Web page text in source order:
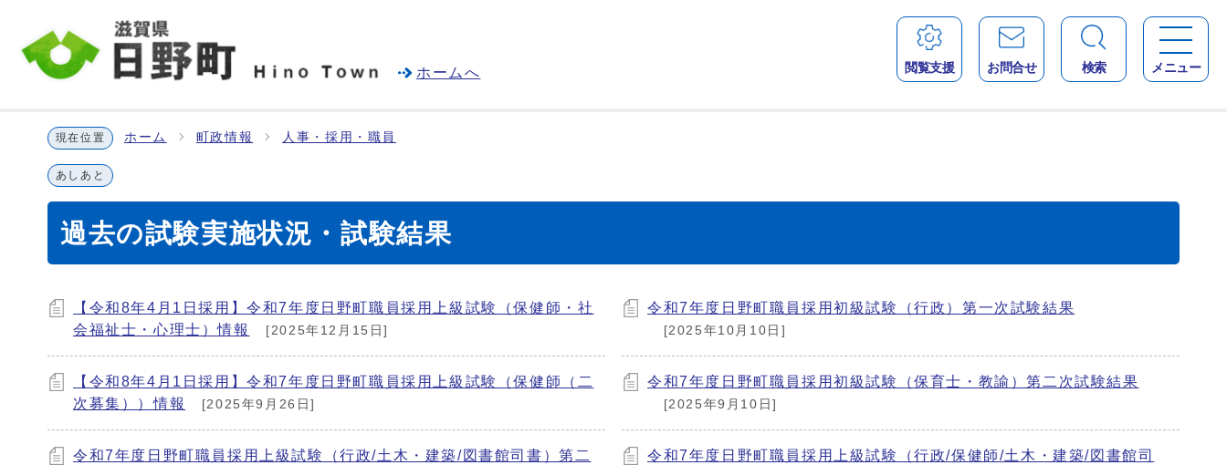
ホームへ 閲覧支援 お問合せ 検索 メニュー
現在位置 ホーム 町政情報 人事・採用・職員
あしあと
過去の試験実施状況・試験結果
【令和8年4月1日採用】令和7年度日野町職員採用上級試験（保健師・社
会福祉士・心理士）情報
[2025年12月15日]
令和7年度日野町職員採用初級試験（行政）第一次試験結果
[2025年10月10日]
【令和8年4月1日採用】令和7年度日野町職員採用上級試験（保健師（二
次募集））情報
[2025年9月26日]
令和7年度日野町職員採用初級試験（保育士・教諭）第二次試験結果
[2025年9月10日]
令和7年度日野町職員採用上級試験（行政/土木・建築/図書館司書）第二
令和7年度日野町職員採用上級試験（行政/保健師/土木・建築/図書館司